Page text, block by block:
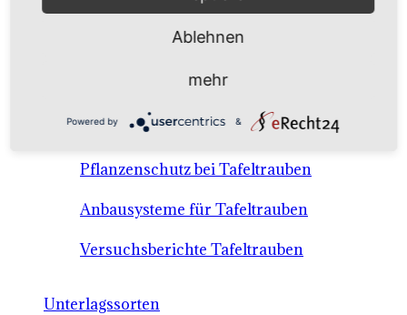
Anbausysteme & Recht
Tafeltrauben A-Z Sortenbeschreibungen
Tafeltraubenanbau - rechtliche
Voraussetzungen
Pflanzenschutz bei Tafeltrauben
Anbausysteme für Tafeltrauben
Versuchsberichte Tafeltrauben
Unterlagssorten
Ablehnen
mehr
Powered by &